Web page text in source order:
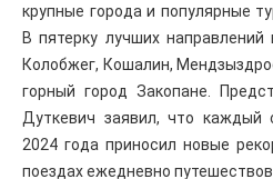
крупные города и популярные
В пятерку лучших
Колобжег, Кошалин,
горный город Закопане.
Дуткевич заявил, что
2024 года приносил новые
поездах ежедневно